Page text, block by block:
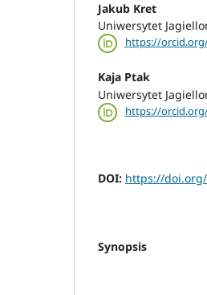
Jakub Kret
Uniwersytet
https://
Kaja Ptak
Uniwersytet
https://
DOI: https://doi.org/
Synopsis